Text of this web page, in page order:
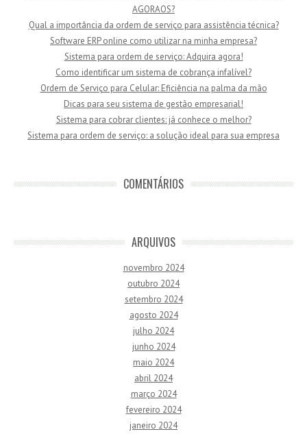
AGORAOS?
Qual a importância da ordem de serviço para assistência técnica?
Software ERP online como utilizar na minha empresa?
Sistema para ordem de serviço: Adquira agora!
Como identificar um sistema de cobrança infalível?
Ordem de Serviço para Celular: Eficiência na palma da mão
Dicas para seu sistema de gestão empresarial!
Sistema para cobrar clientes: já conhece o melhor?
Sistema para ordem de serviço: a solução ideal para sua empresa
COMENTÁRIOS
ARQUIVOS
novembro 2024
outubro 2024
setembro 2024
agosto 2024
julho 2024
junho 2024
maio 2024
abril 2024
março 2024
fevereiro 2024
janeiro 2024